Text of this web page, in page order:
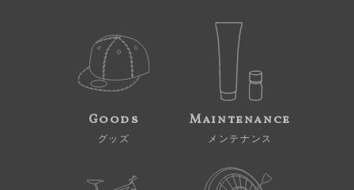
Goods
グッズ
Maintenance
メンテナンス